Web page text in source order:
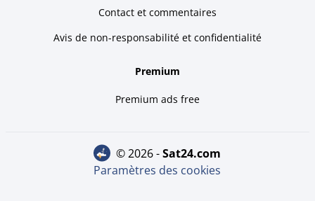
Contact et commentaires
Avis de non-responsabilité et confidentialité
Premium
Premium ads free
© 2026 - sat24.com
Paramètres des cookies